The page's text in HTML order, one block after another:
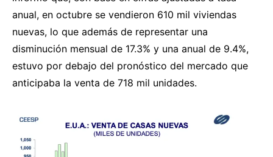
anual, en octubre se vendieron 610 mil viviendas
nuevas, lo que además de representar una
disminución mensual de 17.3% y una anual de 9.4%,
estuvo por debajo del pronóstico del mercado que
anticipaba la venta de 718 mil unidades.